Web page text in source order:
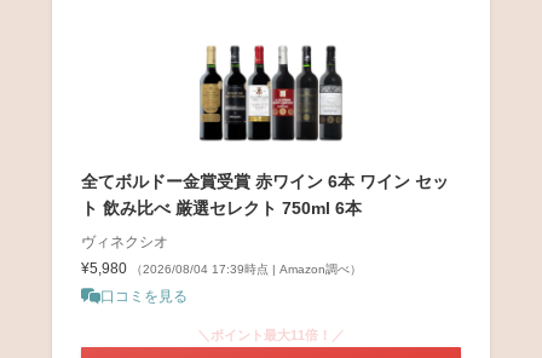
全てボルドー金賞受賞 赤ワイン 6本 ワイン セッ
ト 飲み比べ 厳選セレクト 750ml 6本
ヴィネクシオ
¥5,980
（2026/08/04 17:39時点 | Amazon調べ）
口コミを見る
＼ポイント最大11倍！／